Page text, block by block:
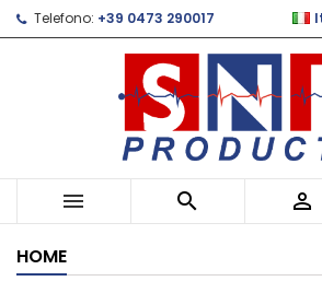
Telefono: +39 0473 290017
  
HOME
Le mie liste di desideri
Crea nuova lista
((modalTitle))
((confirmMessage))
((cancelText))
Crea lista dei desideri
Nome lista dei desideri
Annulla Crea
Accedi
Devi avere effettuato l'accesso
prodotti nella tua lista dei desideri.